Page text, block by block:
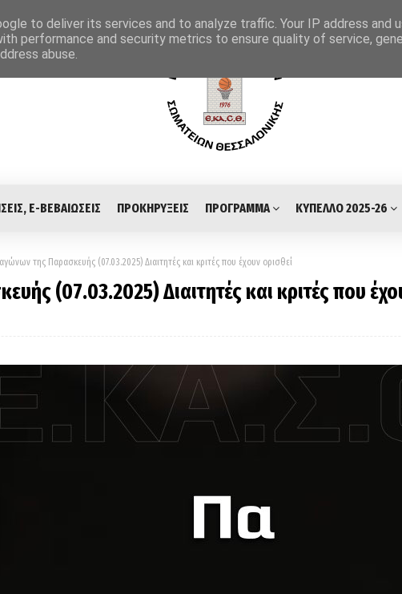
E-ΒΕΒΑΙΩΣΕΙΣ ΠΡΟΚΗΡΥΞΕΙΣ ΠΡΟΓΡΑΜΜΑ ΚΥΠΕΛΛΟ 2025-26
της Παρασκευής (07.03.2025) Διαιτητές και κριτές που έχουν ορισθεί
(07.03.2025) Διαιτητές και κριτές που
to deliver its services and to analyze traffic. Your IP address and
performance and security metrics to ensure quality of service,
abuse.